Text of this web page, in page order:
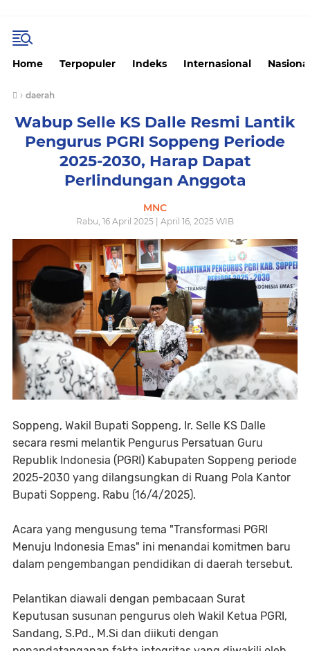
Home Terpopuler Indeks Internasional
› daerah
Wabup Selle KS Dalle Resmi Lantik
Pengurus PGRI Soppeng Periode
2025-2030, Harap Dapat
Perlindungan Anggota
MNC
Rabu, 16 April 2025 | April 16, 2025 WIB
Soppeng, Wakil Bupati Soppeng, Ir. Selle KS Dalle
secara resmi melantik Pengurus Persatuan Guru
Republik Indonesia (PGRI) Kabupaten Soppeng periode
2025-2030 yang dilangsungkan di Ruang Pola Kantor
Bupati Soppeng. Rabu (16/4/2025).
Acara yang mengusung tema "Transformasi PGRI
Menuju Indonesia Emas" ini menandai komitmen baru
dalam pengembangan pendidikan di daerah tersebut.
Pelantikan diawali dengan pembacaan Surat
Keputusan susunan pengurus oleh Wakil Ketua PGRI,
Sandang, S.Pd., M.Si dan diikuti dengan